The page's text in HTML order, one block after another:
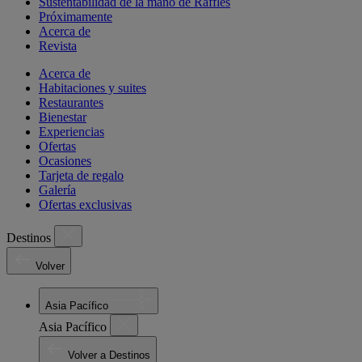
Próximamente
Acerca de
Revista
Acerca de
Habitaciones y suites
Restaurantes
Bienestar
Experiencias
Ofertas
Ocasiones
Tarjeta de regalo
Galería
Ofertas exclusivas
Destinos
Volver
Asia Pacífico
Asia Pacífico
Volver a Destinos